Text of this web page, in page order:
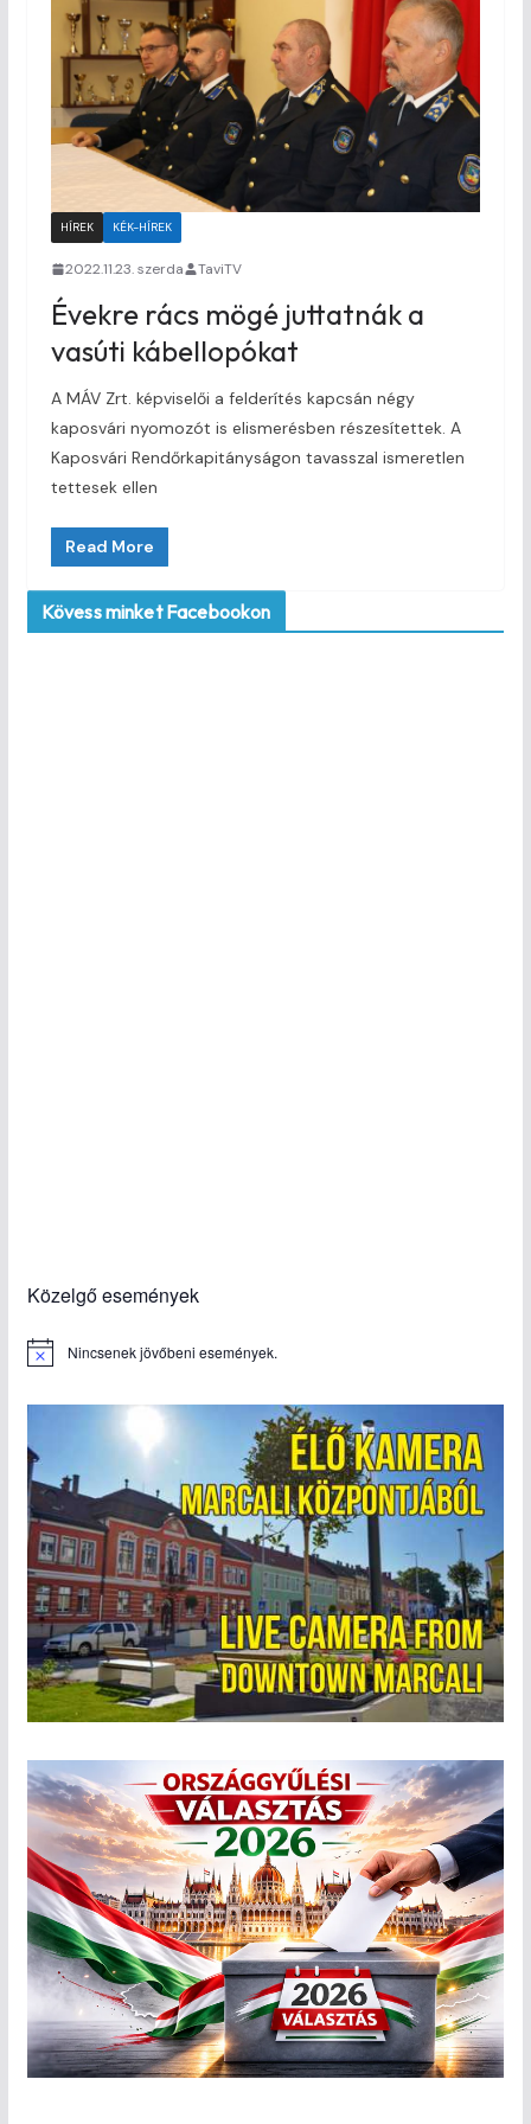
HÍREK KÉK-HÍREK
2022.11.23. szerda TaviTV
Évekre rács mögé juttatnák a
vasúti kábellopókat
A MÁV Zrt. képviselői a felderítés kapcsán négy
kaposvári nyomozót is elismerésben részesítettek. A
Kaposvári Rendőrkapitányságon tavasszal ismeretlen
tettesek ellen
Read More
Kövess minket Facebookon
Közelgő események
N
i
e
Nincsenek jövőbeni események.